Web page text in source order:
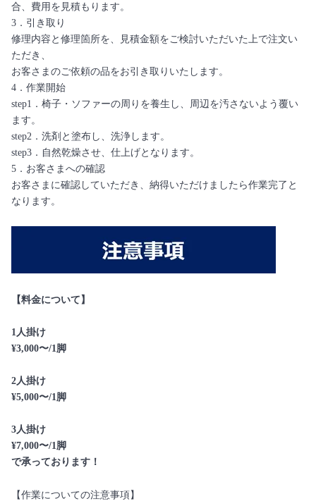
合、費用を見積もります。
3．引き取り
修理内容と修理箇所を、見積金額をご検討いただいた上で注文い
ただき、
お客さまのご依頼の品をお引き取りいたします。
4．作業開始
step1．椅子・ソファーの周りを養生し、周辺を汚さないよう覆い
ます。
step2．洗剤と塗布し、洗浄します。
step3．自然乾燥させ、仕上げとなります。
5．お客さまへの確認
お客さまに確認していただき、納得いただけましたら作業完了と
なります。
【料金について】
1人掛け
¥3,000〜/1脚
2人掛け
¥5,000〜/1脚
3人掛け
¥7,000〜/1脚
で承っております！
【作業についての注意事項】